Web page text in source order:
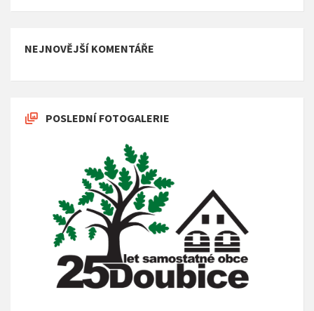
NEJNOVĚJŠÍ KOMENTÁŘE
POSLEDNÍ FOTOGALERIE